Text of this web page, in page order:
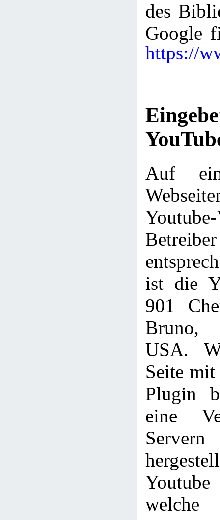
des
Google
https://
Auf
ist die
901
USA.
Seite
Plugin
eine